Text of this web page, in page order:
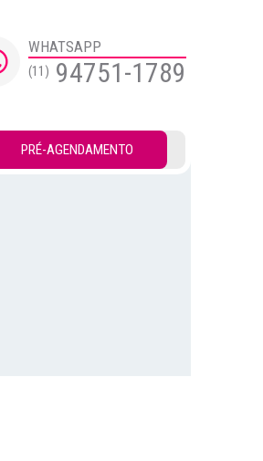
WHATSAPP
(11) 94751-1789
PRÉ-AGENDAMENTO